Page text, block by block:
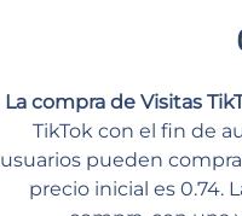
La compra de Visitas
TikTok con el fin de
usuarios pueden
precio inicial es 0.74.